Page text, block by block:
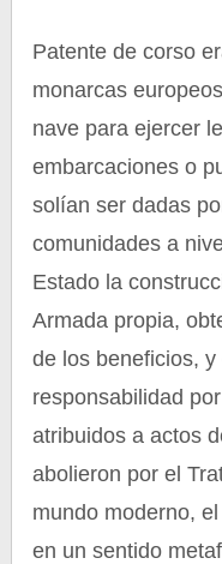
Patente de corso
monarcas
nave para ejercer
embarcaciones o
solían ser dadas
comunidades a
Estado la
Armada propia,
de los beneficios,
responsabilidad
atribuidos a actos
abolieron por el
mundo moderno,
en un sentido